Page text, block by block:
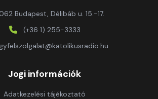
Budapest, Délibáb u. 15.-17.
(+36 1) 255-3333
Jogi információk
Adatkezelési tájékoztató